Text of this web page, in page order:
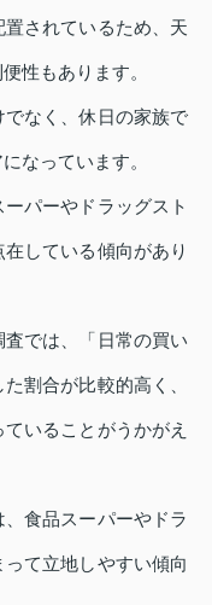
されているため、天
性もあります。
なく、休日の家族で
なっています。
パーやドラッグスト
している傾向があり
では、「日常の買い
割合が比較的高く、
いることがうかがえ
食品スーパーやドラ
て立地しやすい傾向